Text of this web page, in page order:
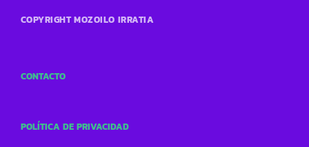
COPYRIGHT MOZOILO IRRATIA
CONTACTO
POLÍTICA DE PRIVACIDAD